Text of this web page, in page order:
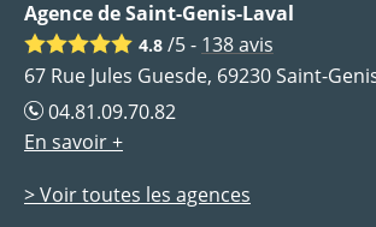
Agence de Saint-Genis-Laval
4.8 /5 - 138avis
67 Rue Jules Guesde, 69230 Saint-
04.81.09.70.82
En savoir +
> Voir toutes les agences